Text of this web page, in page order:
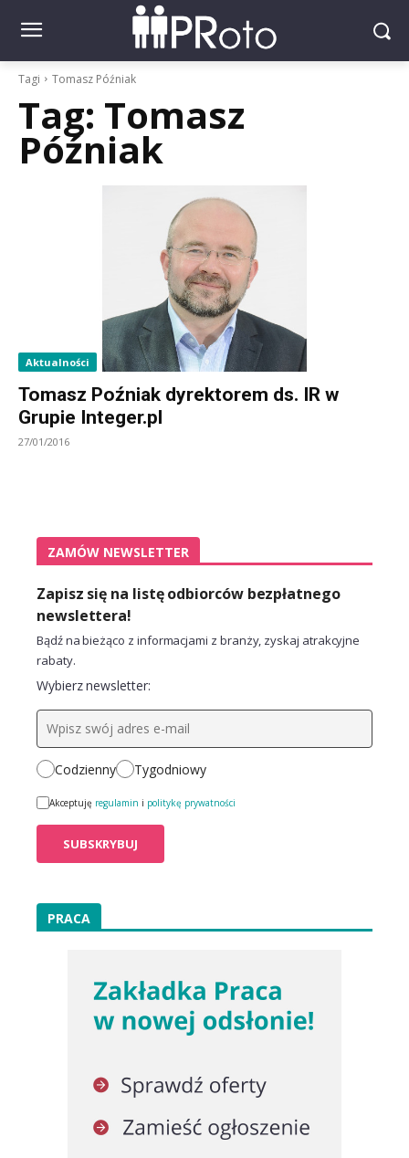
Tagi Tomasz Późniak
Tag: Tomasz
Późniak
Aktualności
Tomasz Poźniak dyrektorem ds. IR w
Grupie Integer.pl
27/01/2016
ZAMÓW NEWSLETTER
Zapisz się na listę odbiorców bezpłatnego
newslettera!
Bądź na bieżąco z informacjami z branży, zyskaj atrakcyjne
rabaty.
Wybierz newsletter:
Codzienny Tygodniowy
Akceptuję regulamin i politykę prywatności
PRACA